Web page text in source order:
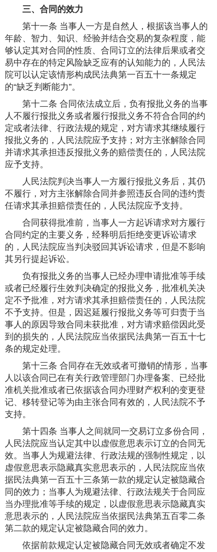
三、合同的效力
第十一条 当事人一方是自然人，根据该当事人的
年龄、智力、知识、经验并结合交易的复杂程度，能
够认定其对合同的性质、合同订立的法律后果或者交
易中存在的特定风险缺乏应有的认知能力的，人民法
院可以认定该情形构成民法典第一百五十一条规定
的“缺乏判断能力”。
第十二条 合同依法成立后，负有报批义务的当事
人不履行报批义务或者履行报批义务不符合合同的约
定或者法律、行政法规的规定，对方请求其继续履行
报批义务的，人民法院应予支持；对方主张解除合同
并请求其承担违反报批义务的赔偿责任的，人民法院
应予支持。
人民法院判决当事人一方履行报批义务后，其仍
不履行，对方主张解除合同并参照违反合同的违约责
任请求其承担赔偿责任的，人民法院应予支持。
合同获得批准前，当事人一方起诉请求对方履行
合同约定的主要义务，经释明后拒绝变更诉讼请求
的，人民法院应当判决驳回其诉讼请求，但是不影响
其另行提起诉讼。
负有报批义务的当事人已经办理申请批准等手续
或者已经履行生效判决确定的报批义务，批准机关决
定不予批准，对方请求其承担赔偿责任的，人民法院
不予支持。但是，因迟延履行报批义务等可归责于当
事人的原因导致合同未获批准，对方请求赔偿因此受
到的损失的，人民法院应当依据民法典第一百五十七
条的规定处理。
第十三条 合同存在无效或者可撤销的情形，当事
人以该合同已在有关行政管理部门办理备案、已经批
准机关批准或者已依据该合同办理财产权利的变更登
记、移转登记等为由主张合同有效的，人民法院不予
支持。
第十四条 当事人之间就同一交易订立多份合同，
人民法院应当认定其中以虚假意思表示订立的合同无
效。当事人为规避法律、行政法规的强制性规定，以
虚假意思表示隐藏真实意思表示的，人民法院应当依
据民法典第一百五十三条第一款的规定认定被隐藏合
同的效力；当事人为规避法律、行政法规关于合同应
当办理批准等手续的规定，以虚假意思表示隐藏真实
意思表示的，人民法院应当依据民法典第五百零二条
第二款的规定认定被隐藏合同的效力。
依据前款规定认定被隐藏合同无效或者确定不发